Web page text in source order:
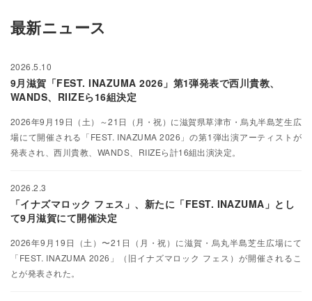
最新ニュース
2026.5.10
9月滋賀「FEST. INAZUMA 2026」第1弾発表で西川貴教、
WANDS、RIIZEら16組決定
2026年9月19日（土）～21日（月・祝）に滋賀県草津市・烏丸半島芝生広
場にて開催される「FEST. INAZUMA 2026」の第1弾出演アーティストが
発表され、西川貴教、WANDS、RIIZEら計16組出演決定。
2026.2.3
「イナズマロック フェス」、新たに「FEST. INAZUMA」とし
て9月滋賀にて開催決定
2026年9月19日（土）〜21日（月・祝）に滋賀・烏丸半島芝生広場にて
「FEST. INAZUMA 2026」（旧イナズマロック フェス）が開催されるこ
とが発表された。